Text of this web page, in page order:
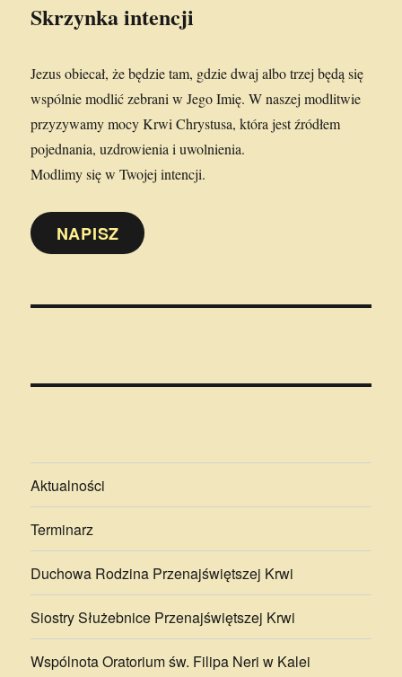
Skrzynka intencji
Jezus obiecał, że będzie tam, gdzie dwaj albo trzej będą się
wspólnie modlić zebrani w Jego Imię. W naszej modlitwie
przyzywamy mocy Krwi Chrystusa, która jest źródłem
pojednania, uzdrowienia i uwolnienia.
Modlimy się w Twojej intencji.
NAPISZ
Aktualności
Terminarz
Duchowa Rodzina Przenajświętszej Krwi
Siostry Służebnice Przenajświętszej Krwi
Wspólnota Oratorium św. Filipa Neri w Kalei